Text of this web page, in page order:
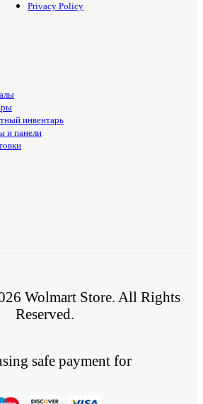
Privacy Policy
инвентарь
и панели
Wolmart Store. All Rights
Reserved.
safe payment for